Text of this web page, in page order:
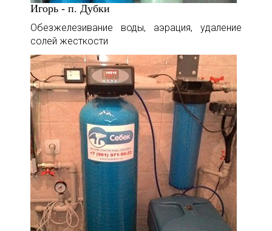
Игорь - п. Дубки
Обезжелезивание воды, аэрация, удаление
солей жесткости